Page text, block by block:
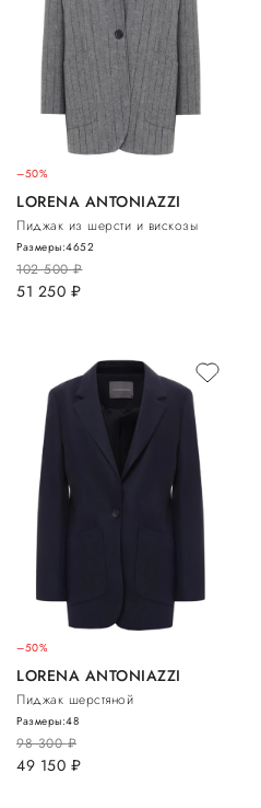
–50%
LORENA ANTONIAZZI
Пиджак из шерсти и вискозы
102 500руб.
51 250 руб.
Размеры:4652
–50%
LORENA ANTONIAZZI
Пиджак шерстяной
98 300руб.
49 150 руб.
Размеры:48